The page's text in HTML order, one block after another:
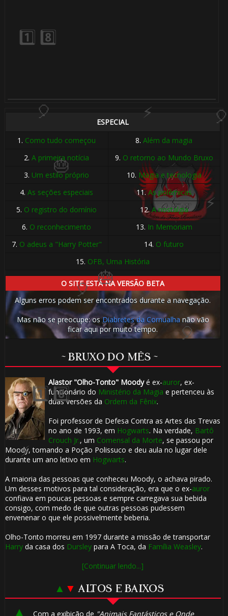
ESPECIAL
1. Como tudo começou 8.Além da magia
2.A primeira notícia 9. O retorno ao Mundo Bruxo
3. Um estilo próprio 10. Magia e tecnologia
4.As seções especiais 11.As polêmicas
5. O registro do domínio 12.A nostalgia
6. O reconhecimento 13. In Memoriam
7. O adeus a "Harry Potter" 14. O futuro
15. OFB, Uma História
O SITE ESTÁ NA VERSÃO BETA
Alguns erros podem ser encontrados durante a navegação.
Mas não se preocupe: osDiabretes da Cornualha não vão
ficar aqui por muito tempo.
~ BRUXO DO MÊS ~
Alastor "Olho-Tonto" Moodyé ex-auror, ex-
funcionário do Ministério da Magia e pertenceu às
duas versões da Ordem da Fênix.
Foi professor de Defesa Contra as Artes das Trevas
no ano de 1993, em Hogwarts. Na verdade, Bartô
Crouch Jr., um Comensal da Morte, se passou por
Moody, tomando a Poção Polissuco e deu aula no lugar dele
durante um ano letivo em Hogwarts.
A maioria das pessoas que conheceu Moody, o achava pirado.
Um desses motivos para tal consideração, era que o ex-auror
confiava em poucas pessoas e sempre carregava sua bebida
consigo, com medo de que outras pessoas pudessem
envenenar o que ele possivelmente beberia.
Olho-Tonto morreu em 1997 durante a missão de transportar
Harryda casa dos Dursleypara A Toca, da Família Weasley.
[Continuar lendo...]
▲ ▼ ALTOS E BAIXOS
Com a exibição de "Animais Fantásticos e Onde
1️⃣ 8️⃣
⚡
🎂
1️⃣ 8️⃣
🎂
⚡